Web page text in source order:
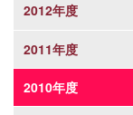
2012年度
2011年度
2010年度